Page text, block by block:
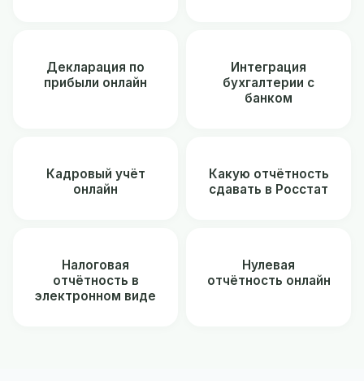
Декларация по
прибыли онлайн
Интеграция
бухгалтерии с
банком
Кадровый учёт
онлайн
Какую отчётность
сдавать в Росстат
Налоговая
отчётность в
электронном виде
Нулевая
отчётность онлайн